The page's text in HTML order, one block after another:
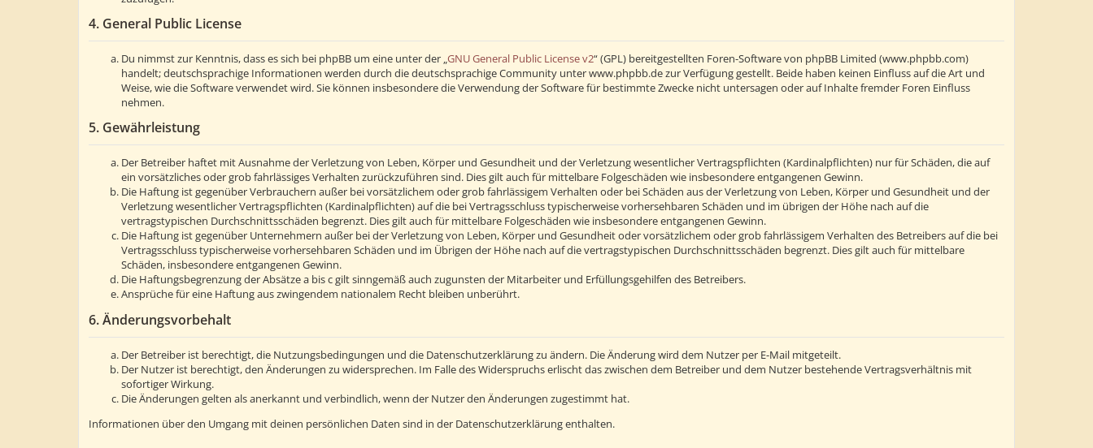
4. General Public License
Du nimmst zur Kenntnis, dass es sich bei phpBB um eine unter der „GNU General Public License v2“ (GPL) bereitgestellten Foren-Software von phpBB Limited (www.phpbb.com)
handelt; deutschsprachige Informationen werden durch die deutschsprachige Community unter www.phpbb.de zur Verfügung gestellt. Beide haben keinen Einfluss auf die Art und
Weise, wie die Software verwendet wird. Sie können insbesondere die Verwendung der Software für bestimmte Zwecke nicht untersagen oder auf Inhalte fremder Foren Einfluss
nehmen.
5. Gewährleistung
Der Betreiber haftet mit Ausnahme der Verletzung von Leben, Körper und Gesundheit und der Verletzung wesentlicher Vertragspflichten (Kardinalpflichten) nur für Schäden, die auf
ein vorsätzliches oder grob fahrlässiges Verhalten zurückzuführen sind. Dies gilt auch für mittelbare Folgeschäden wie insbesondere entgangenen Gewinn.
Die Haftung ist gegenüber Verbrauchern außer bei vorsätzlichem oder grob fahrlässigem Verhalten oder bei Schäden aus der Verletzung von Leben, Körper und Gesundheit und der
Verletzung wesentlicher Vertragspflichten (Kardinalpflichten) auf die bei Vertragsschluss typischerweise vorhersehbaren Schäden und im übrigen der Höhe nach auf die
vertragstypischen Durchschnittsschäden begrenzt. Dies gilt auch für mittelbare Folgeschäden wie insbesondere entgangenen Gewinn.
Die Haftung ist gegenüber Unternehmern außer bei der Verletzung von Leben, Körper und Gesundheit oder vorsätzlichem oder grob fahrlässigem Verhalten des Betreibers auf die bei
Vertragsschluss typischerweise vorhersehbaren Schäden und im Übrigen der Höhe nach auf die vertragstypischen Durchschnittsschäden begrenzt. Dies gilt auch für mittelbare
Schäden, insbesondere entgangenen Gewinn.
Die Haftungsbegrenzung der Absätze a bis c gilt sinngemäß auch zugunsten der Mitarbeiter und Erfüllungsgehilfen des Betreibers.
Ansprüche für eine Haftung aus zwingendem nationalem Recht bleiben unberührt.
6. Änderungsvorbehalt
Der Betreiber ist berechtigt, die Nutzungsbedingungen und die Datenschutzerklärung zu ändern. Die Änderung wird dem Nutzer per E-Mail mitgeteilt.
Der Nutzer ist berechtigt, den Änderungen zu widersprechen. Im Falle des Widerspruchs erlischt das zwischen dem Betreiber und dem Nutzer bestehende Vertragsverhältnis mit
sofortiger Wirkung.
Die Änderungen gelten als anerkannt und verbindlich, wenn der Nutzer den Änderungen zugestimmt hat.
Informationen über den Umgang mit deinen persönlichen Daten sind in der Datenschutzerklärung enthalten.